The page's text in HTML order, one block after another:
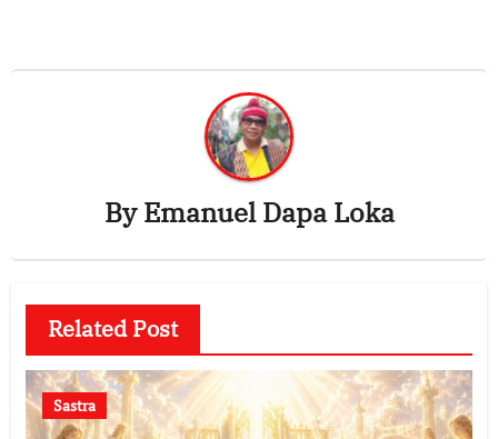
ByEmanuel Dapa Loka
Related Post
Sastra